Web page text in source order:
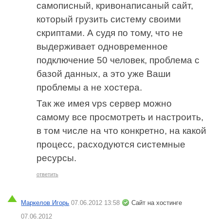
самописный, кривонаписаный сайт,
который грузить систему своими
скриптами. А судя по тому, что не
выдерживает одновременное
подключение 50 человек, проблема с
базой данных, а это уже Ваши
проблемы а не хостера.
Так же имея vps сервер можно
самому все просмотреть и настроить,
в том числе на что конкретно, на какой
процесс, расходуются системные
ресурсы.
ответить
Маркелов Игорь 07.06.2012 13:58
Сайт на хостинге
07.06.2012